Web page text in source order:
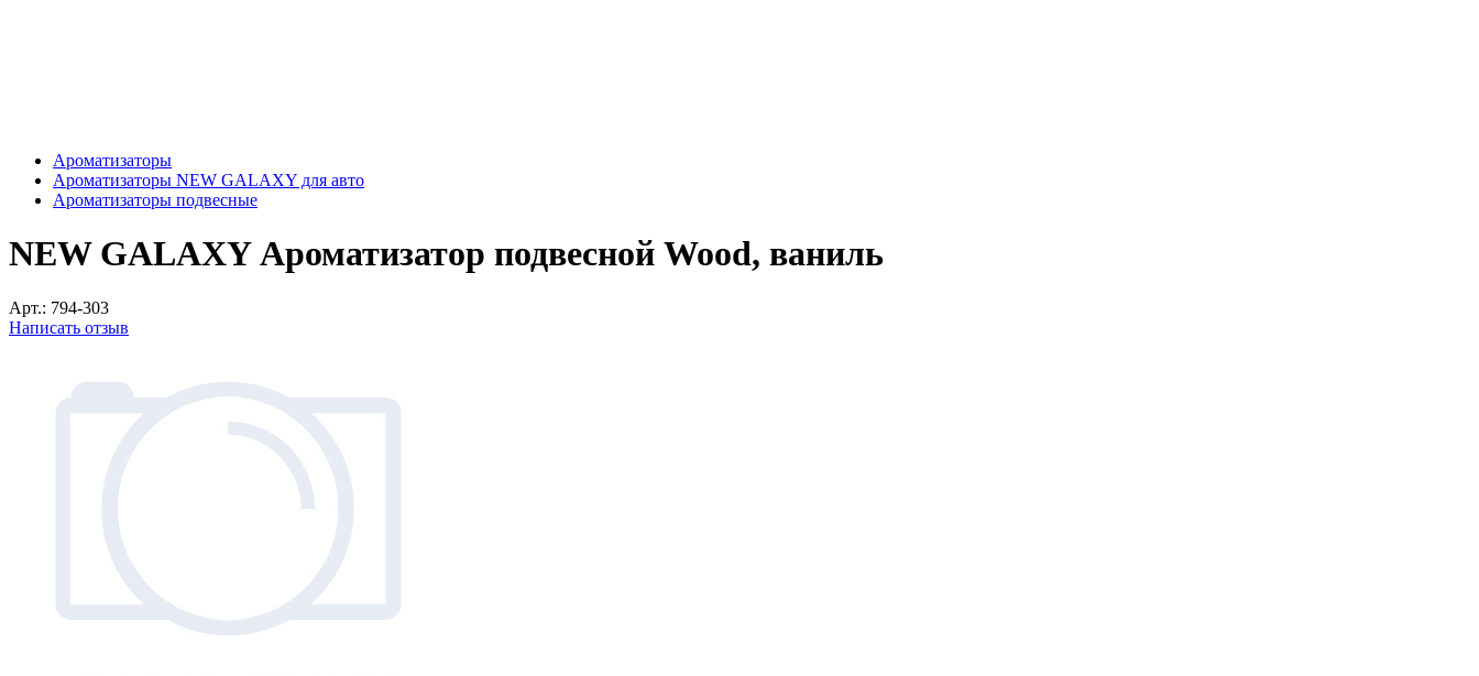
Ароматизаторы
Ароматизаторы NEW GALAXY для авто
Ароматизаторы подвесные
NEW GALAXY Ароматизатор подвесной Wood, ваниль
Арт.: 794-303
Написать отзыв